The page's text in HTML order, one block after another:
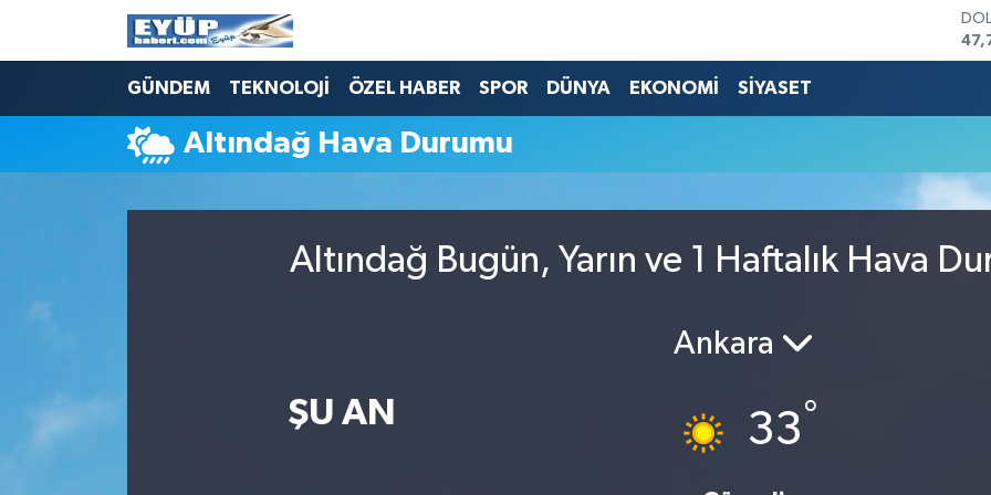
GÜNDEM TEKNOLOJİ ÖZEL HABER SPOR DÜNYA EKONOMİ SİYASET
Altındağ Hava Durumu
Altındağ Bugün, Yarın ve 1 Haftalık Hava
ŞU AN
Ankara
33°